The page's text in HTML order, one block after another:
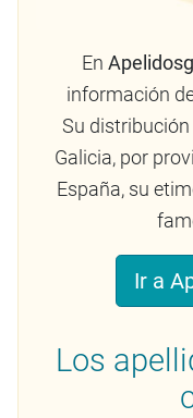
En
información
Su
Galicia, por
España, su
Ir a
Los